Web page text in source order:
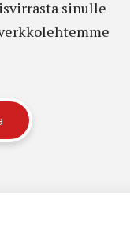
sinulle